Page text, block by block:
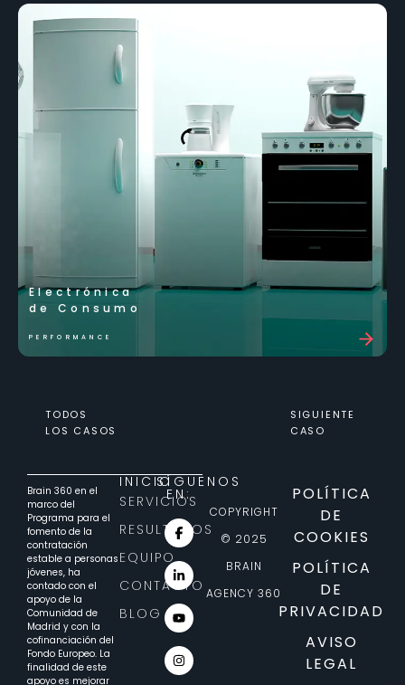
Electrónica
de Consumo
PERFORMANCE
TODOS
LOS CASOS
SIGUIENTE
CASO
Brain 360 en el
marco del
Programa para el
fomento de la
contratación
estable a personas
jóvenes, ha
contado con el
apoyo de la
Comunidad de
Madrid y con la
cofinanciación del
Fondo Europeo. La
finalidad de este
apoyo es mejorar
INICIO
SERVICIOS
RESULTADOS
EQUIPO
CONTACTO
BLOG
SÍGUENOS
EN:
COPYRIGHT
© 2025
BRAIN
AGENCY 360
POLÍTICA
DE
COOKIES
POLÍTICA
DE
PRIVACIDAD
AVISO
LEGAL